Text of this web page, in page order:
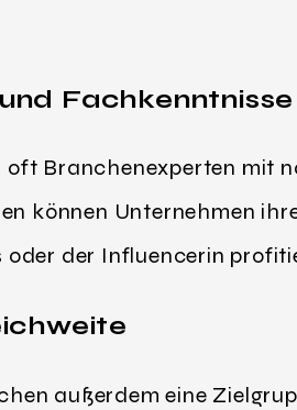
Fachkenntnisse
Branchenexperten mit
können Unternehmen
der Influencerin
außerdem eine